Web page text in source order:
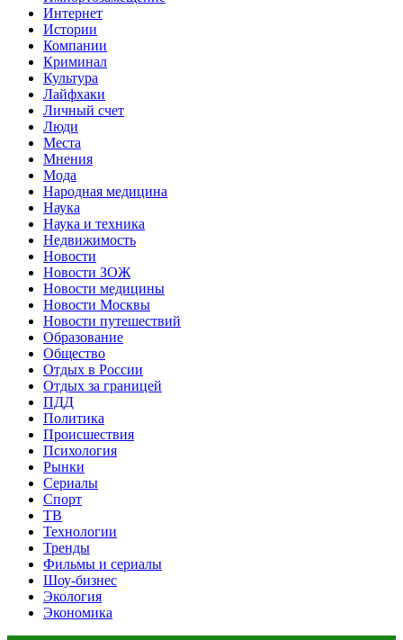
Интернет
Истории
Компании
Криминал
Культура
Лайфхаки
Личный счет
Люди
Места
Мнения
Мода
Народная медицина
Наука
Наука и техника
Недвижимость
Новости
Новости ЗОЖ
Новости медицины
Новости Москвы
Новости путешествий
Образование
Общество
Отдых в России
Отдых за границей
ПДД
Политика
Происшествия
Психология
Рынки
Сериалы
Спорт
ТВ
Технологии
Тренды
Фильмы и сериалы
Шоу-бизнес
Экология
Экономика